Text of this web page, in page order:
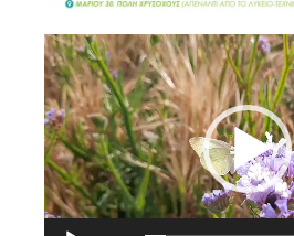
Video
Player